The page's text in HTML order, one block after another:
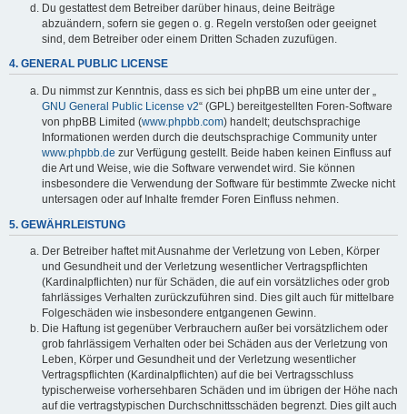
Du gestattest dem Betreiber darüber hinaus, deine Beiträge
abzuändern, sofern sie gegen o. g. Regeln verstoßen oder geeignet
sind, dem Betreiber oder einem Dritten Schaden zuzufügen.
4. GENERAL PUBLIC LICENSE
Du nimmst zur Kenntnis, dass es sich bei phpBB um eine unter der „
GNU General Public License v2“ (GPL) bereitgestellten Foren-Software
von phpBB Limited (www.phpbb.com) handelt; deutschsprachige
Informationen werden durch die deutschsprachige Community unter
www.phpbb.de zur Verfügung gestellt. Beide haben keinen Einfluss auf
die Art und Weise, wie die Software verwendet wird. Sie können
insbesondere die Verwendung der Software für bestimmte Zwecke nicht
untersagen oder auf Inhalte fremder Foren Einfluss nehmen.
5. GEWÄHRLEISTUNG
Der Betreiber haftet mit Ausnahme der Verletzung von Leben, Körper
und Gesundheit und der Verletzung wesentlicher Vertragspflichten
(Kardinalpflichten) nur für Schäden, die auf ein vorsätzliches oder grob
fahrlässiges Verhalten zurückzuführen sind. Dies gilt auch für mittelbare
Folgeschäden wie insbesondere entgangenen Gewinn.
Die Haftung ist gegenüber Verbrauchern außer bei vorsätzlichem oder
grob fahrlässigem Verhalten oder bei Schäden aus der Verletzung von
Leben, Körper und Gesundheit und der Verletzung wesentlicher
Vertragspflichten (Kardinalpflichten) auf die bei Vertragsschluss
typischerweise vorhersehbaren Schäden und im übrigen der Höhe nach
auf die vertragstypischen Durchschnittsschäden begrenzt. Dies gilt auch